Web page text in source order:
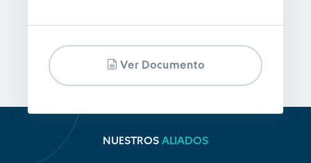
Ver Documento
NUESTROS ALIADOS